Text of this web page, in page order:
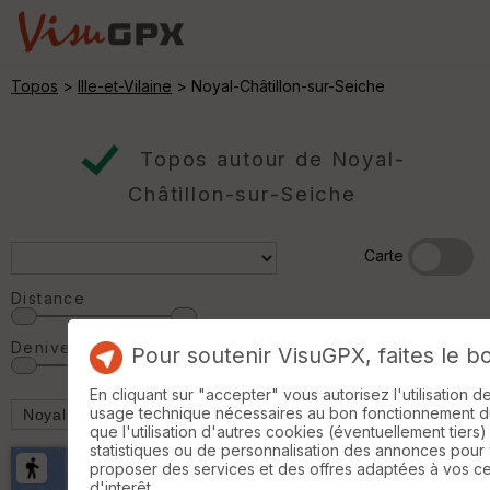
Topos > Ille-et-Vilaine > Noyal-Châtillon-sur-Seiche
Topos autour de Noyal-
Châtillon-sur-Seiche
Carte
Distance
Denivelé Pour soutenir VisuGPX, faites le
En cliquant sur "accepter" vous autorisez l'utilisation
usage technique nécessaires au bon fonctionnement
que l'utilisation d'autres cookies (éventuellement
statistiques ou de personnalisation des annonces pour
proposer des services et des offres adaptées à vos